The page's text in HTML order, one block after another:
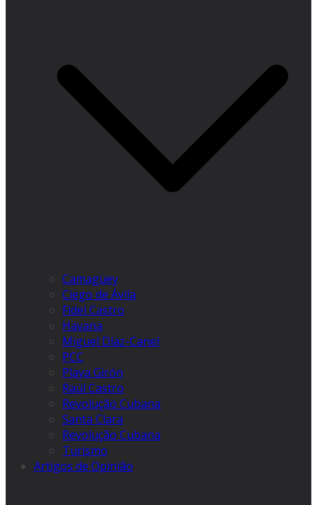
Camagüey
Ciego de Ávila
Fidel Castro
Havana
Miguel Díaz-Canel
PCC
Playa Girón
Raúl Castro
Revolução Cubana
Santa Clara
Revolução Cubana
Turismo
Artigos de Opinião